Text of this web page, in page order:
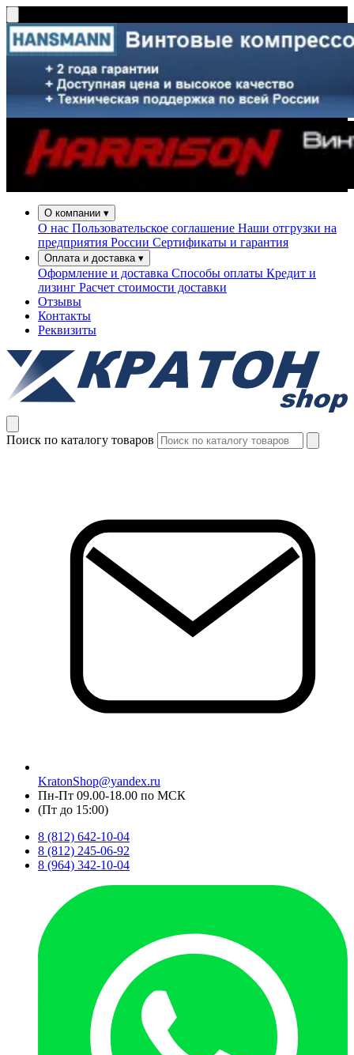
О компании ▾
О нас Пользовательское соглашение Наши отгрузки на
предприятия России Сертификаты и гарантия
Оплата и доставка ▾
Оформление и доставка Способы оплаты Кредит и
лизинг Расчет стоимости доставки
Отзывы
Контакты
Реквизиты
Поиск по каталогу товаров
KratonShop@yandex.ru
Пн-Пт 09.00-18.00 по МСК
(Пт до 15:00)
8 (812) 642-10-04
8 (812) 245-06-92
8 (964) 342-10-04